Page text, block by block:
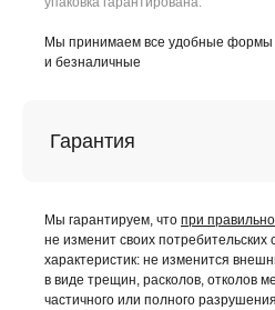
Мы принимаем все удобные формы
и безналичные
Гарантия
Мы гарантируем, что при
не изменит своих потребительских
характеристик: не изменится
в виде трещин, расколов, отколов
частичного или полного